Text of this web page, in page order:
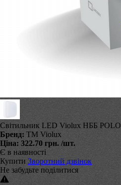
Світильник LED Violux НББ
Бренд: ТМ Violux
Ціна: 322.70 грн. /шт.
Є в наявності
Купити Зворотний дзвінок
Не забудьте поділитися